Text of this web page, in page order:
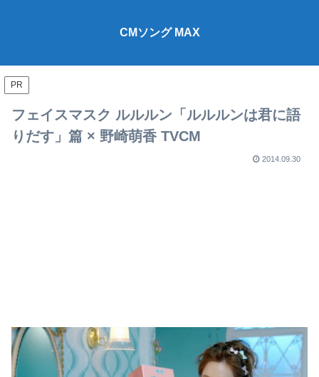
CMソング MAX
PR
フェイスマスク ルルルン「ルルルンは君に語
りだす」篇 × 野崎萌香 TVCM
2014.09.30